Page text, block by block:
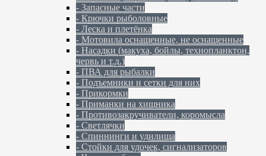
- Запасные части
- Крючки рыболовные
- Леска и плетёнка
- Мотовила оснащенные, не оснащенные
- Насадки (макуха, бойлы, технопланктон,
червь и т.д.)
- ПВА для рыбалки
- Подъемники и сетки для них
- Прикормки
- Приманки на хищника
- Противозакручиватели, коромысла
- Светлячки
- Спиннинги и удилища
- Стойки для удочек, сигнализаторов